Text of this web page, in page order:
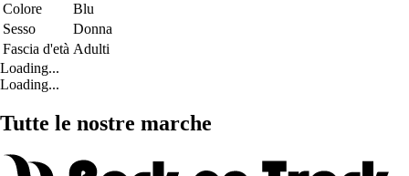
Colore
Blu
Sesso
Donna
Fascia d'età Adulti
Loading...
Loading...
Tutte le nostre marche